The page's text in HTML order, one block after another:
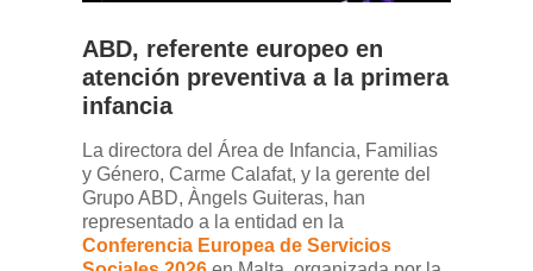
ABD, referente europeo en
atención preventiva a la primera
infancia
La directora del Área de Infancia, Familias
y Género, Carme Calafat, y la gerente del
Grupo ABD, Àngels Guiteras, han
representado a la entidad en la
Conferencia Europea de Servicios